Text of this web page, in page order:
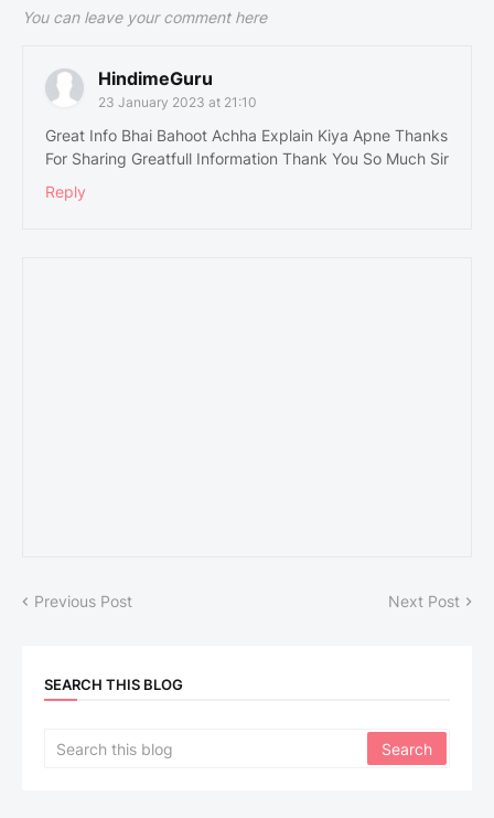
You can leave your comment here
HindimeGuru
23 January 2023 at 21:10
Great Info Bhai Bahoot Achha Explain Kiya Apne Thanks
For Sharing Greatfull Information Thank You So Much Sir
Reply
Previous Post Next Post
SEARCH THIS BLOG